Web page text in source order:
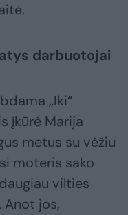
darbuotojai
„Iki“
įkūrė Marija
metus su vėžiu
moteris sako
vilties
Anot jos,